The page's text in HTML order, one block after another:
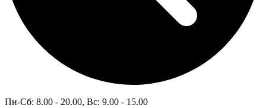
Пн-Сб: 8.00 - 20.00, Вс: 9.00 - 15.00